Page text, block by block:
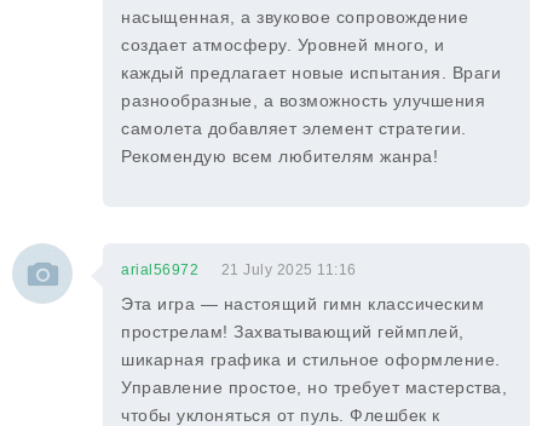
насыщенная, а звуковое сопровождение
создает атмосферу. Уровней много, и
каждый предлагает новые испытания. Враги
разнообразные, а возможность улучшения
самолета добавляет элемент стратегии.
Рекомендую всем любителям жанра!
arial56972 21 July 2025 11:16
Эта игра — настоящий гимн классическим
прострелам! Захватывающий геймплей,
шикарная графика и стильное оформление.
Управление простое, но требует мастерства,
чтобы уклоняться от пуль. Флешбек к